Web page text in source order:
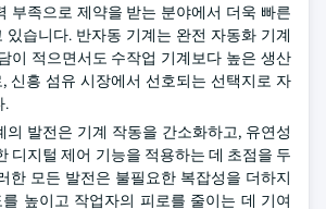
부족으로 제약을 받는 분야에서 더욱 빠른
있습니다. 반자동 기계는 완전 자동화 기계
이 적으면서도 수작업 기계보다 높은 생산
신흥 섬유 시장에서 선호되는 선택지로 자
.
의 발전은 기계 작동을 간소화하고, 유연성
디지털 제어 기능을 적용하는 데 초점을 두
한 모든 발전은 불필요한 복잡성을 더하지
높이고 작업자의 피로를 줄이는 데 기여